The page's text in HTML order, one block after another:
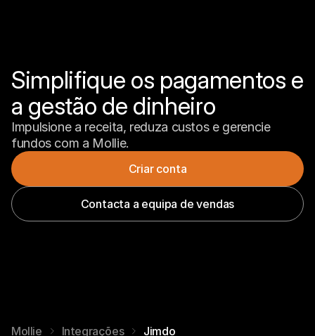
Simplifique os pagamentos e
a gestão de dinheiro
Impulsione a receita, reduza custos e gerencie
fundos com a Mollie.
Criar conta
Contacta a equipa de vendas
Mollie Integrações Jimdo